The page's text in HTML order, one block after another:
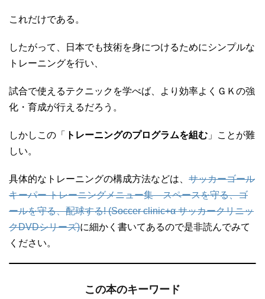
これだけである。
したがって、日本でも技術を身につけるためにシンプルな
トレーニングを行い、
試合で使えるテクニックを学べば、より効率よくＧＫの強
化・育成が行えるだろう。
しかしこの「 トレーニングのプログラムを組む 」ことが難
しい。
具体的なトレーニングの構成方法などは、 サッカーゴール
キーパー トレーニングメニュー集―スペースを守る、ゴ
ールを守る、配球する! (Soccer clinic+α サッカークリニッ
クDVDシリーズ)に細かく書いてあるので是非読んでみて
ください。
この本のキーワード